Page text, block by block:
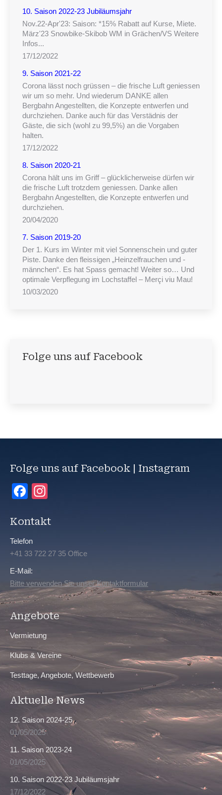
10. Saison 2022-23 Jubiläumsjahr
Nov.22-Apr'23: Saison: *15% Rabatt auf Kurse, Miete.
März'23 Snowbike-Skibob WM in Grächen/VS Weitere
Infos...
17/12/2022
9. Saison 2021-22
Corona lässt noch grüssen – die frische Luft geniessen
wir um so mehr. Und wiederum DANKE allen
Bergbahn Angestellten, die Konzepte entwerfen und
durchziehen. Danke auch für das Verstädnis der
Gäste, die sich (wohl zu 99,5%) an die Vorgaben
halten.
17/12/2022
8. Saison 2020-21
Corona hält uns im Griff – glücklicherweise dürfen wir
die frische Luft trotzdem geniessen. Danke allen
Bergbahn Angestellten, die Konzepte entwerfen und
durchziehen.
20/04/2020
7. Saison 2019-20
Der 1. Kurs im Winter mit viel Sonnenschein und guter
Piste. Danke den fleissigen „Heinzelfrauchen und -
männchen“. Es hat Spass gemacht! Weiter so… Und
optimale Verpflegung im Lochstaffel – Merçi viu Mau!
10/03/2020
Folge uns auf Facebook
Folge uns auf Facebook | Instagram
Facebook
Kontakt
Telefon
+41 33 722 27 35 Office
E-Mail:
Bitte verwenden Sie unser Kontaktformular
Angebote
Vermietung
Klubs & Vereine
Testtage, Angebote, Wettbewerb
Aktuelle News
12. Saison 2024-25
01/05/2025
11. Saison 2023-24
01/05/2025
10. Saison 2022-23 Jubiläumsjahr
17/12/2022